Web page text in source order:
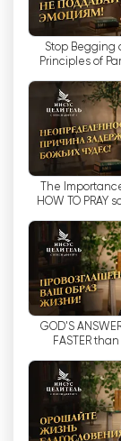
하게 양질의
있습니다.
요즘 같은
TBN TV 채
이션을 발전
다. 시청자
로부터 답변
한 TBN은
양한 콘테스
TBN은 단
전 세계입니
사회에서 조
록 돕기 위
린 소통 덕
발전에 큰
채널 중 하
Channel
Stop Begging
Principles of
The
HOW TO PRAY
GOD'S
FASTER
of miracles!